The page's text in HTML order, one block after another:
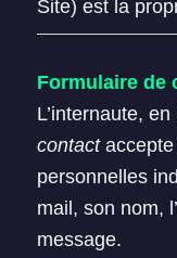
Site) est la
Formulaire de
L’internaute,
contactaccepte
personnelles
mail, son nom,
message.